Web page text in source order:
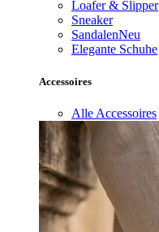
Loafer & Slipper
Sneaker
SandalenNeu
Elegante Schuhe
Accessoires
Alle Accessoires